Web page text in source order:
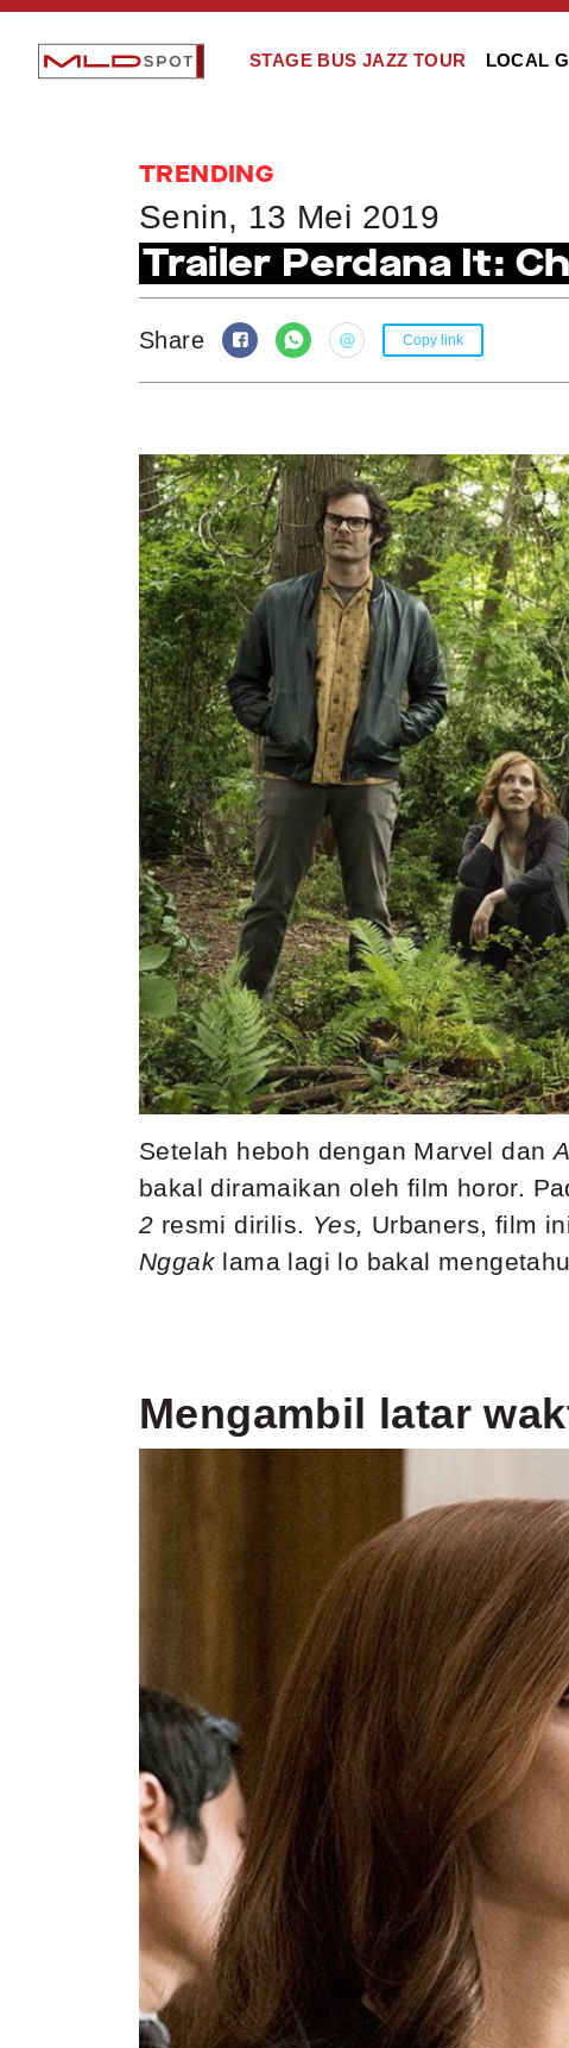
STAGE BUS JAZZ TOUR LOCAL
TRENDING
Senin, 13 Mei 2019
Trailer Perdana It:
Share Copy link
Setelah heboh dengan Marvel dan
bakal diramaikan oleh film horor.
2 resmi dirilis. Yes, Urbaners, film
Nggak lama lagi lo bakal
Mengambil latar